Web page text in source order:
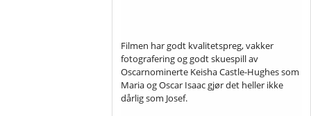
Filmen har godt kvalitetspreg, vakker
fotografering og godt skuespill av
Oscarnominerte Keisha Castle-Hughes som
Maria og Oscar Isaac gjør det heller ikke
dårlig som Josef.